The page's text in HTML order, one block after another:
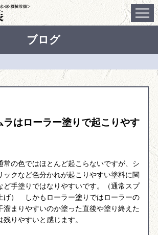
ブログ
ラはローラー塗りで起こりやす
常の色ではほとんど起こらないですが、シ
ックなど色分かれが起こりやすい塗料に関
ど手塗りではなりやすいです。（通常スプ
げ） しかもローラー塗りではローラーの
溜まりやすいのか塗った直後や塗り終えた
りやすいと感じます。